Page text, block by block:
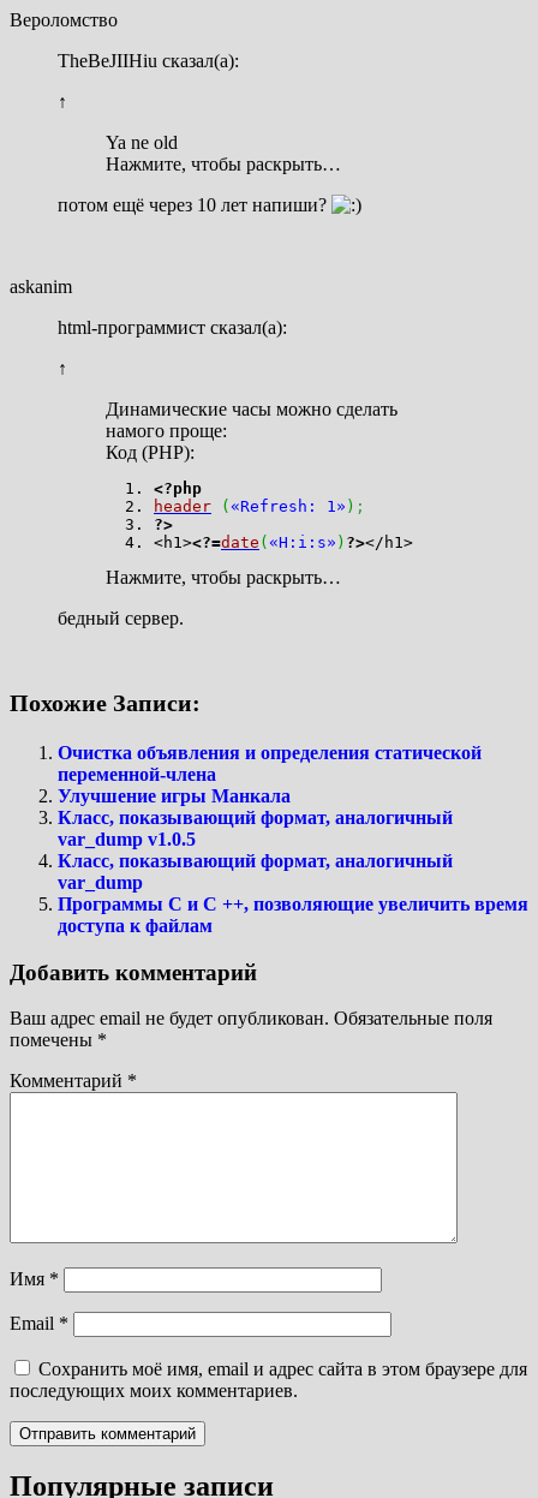
Вероломство
TheBeJIIHiu сказал(а):
↑
Ya ne old
Нажмите, чтобы раскрыть…
потом ещё через 10 лет напиши?
askanim
html-программист сказал(а):
↑
Динамические часы можно сделать
намого проще:
Код (PHP):
<?php
header
( «Refresh: 1» ) ;
?>
<h1><?=date ( «H:i:s» ) ?></h1>
Нажмите, чтобы раскрыть…
бедный сервер.
Похожие Записи:
Очистка объявления и определения статической
переменной-члена
Улучшение игры Манкала
Класс, показывающий формат, аналогичный
var_dump v1.0.5
Класс, показывающий формат, аналогичный
var_dump
Программы C и C ++, позволяющие увеличить время
доступа к файлам
Добавить комментарий
Ваш адрес email не будет опубликован. Обязательные поля
помечены *
Комментарий *
Имя *
Email *
Сохранить моё имя, email и адрес сайта в этом браузере для
последующих моих комментариев.
Популярные записи